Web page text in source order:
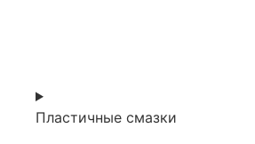
Пластичные смазки